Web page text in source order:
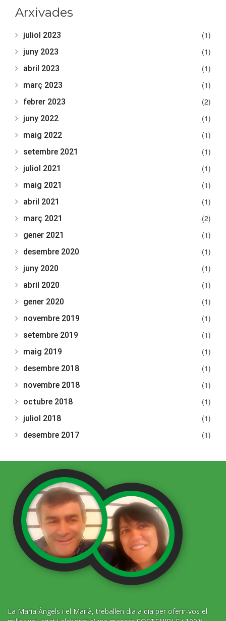
Arxivades
juliol 2023 (1)
juny 2023 (1)
abril 2023 (1)
març 2023 (1)
febrer 2023 (2)
juny 2022 (1)
maig 2022 (1)
setembre 2021 (1)
juliol 2021 (1)
maig 2021 (1)
abril 2021 (1)
març 2021 (2)
gener 2021 (1)
desembre 2020 (1)
juny 2020 (1)
abril 2020 (1)
gener 2020 (1)
novembre 2019 (1)
setembre 2019 (1)
maig 2019 (1)
desembre 2018 (1)
novembre 2018 (1)
octubre 2018 (1)
juliol 2018 (1)
desembre 2017 (1)
La Maria Àngels i el Marià, treballen dia a dia per oferir-vos el